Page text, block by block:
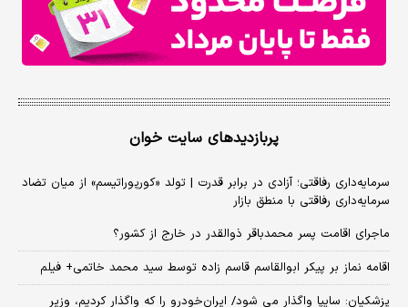
پربازدیدهای سایت خوان
سرمایه‌داری رفاقتی؛ آزادی در برابر قدرت | تولد «کورپوراتیسم» از میان تضاد
سرمایه‌داری رفاقتی با منطق بازار
ماجرای اقامت پسر محمدباقر ذوالقدر در خارج از کشور؟
اقامه نماز بر پیکر ابوالقاسم قاسم زاده توسط سید محمد خاتمی+ فیلم
پزشکیان: سایپا واگذار می شود/ ایران‌خودرو را که واگذار کردیم، وزیر